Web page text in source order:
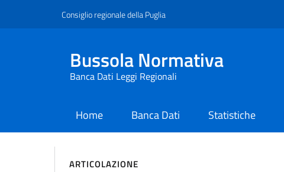
Consiglio regionale della Puglia
Bussola Normativa
Banca Dati Leggi Regionali
Home
current Banca Dati Statistiche
ARTICOLAZIONE